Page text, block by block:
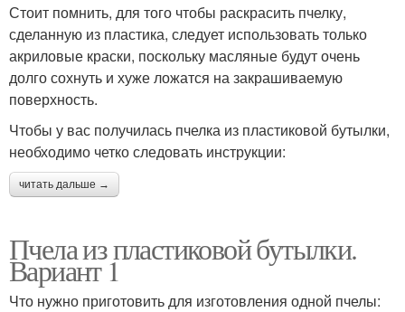
Стоит помнить, для того чтобы раскрасить пчелку,
сделанную из пластика, следует использовать только
акриловые краски, поскольку масляные будут очень
долго сохнуть и хуже ложатся на закрашиваемую
поверхность.
Чтобы у вас получилась пчелка из пластиковой бутылки,
необходимо четко следовать инструкции:
читать дальше →
Пчела из пластиковой бутылки.
Вариант 1
Что нужно приготовить для изготовления одной пчелы: